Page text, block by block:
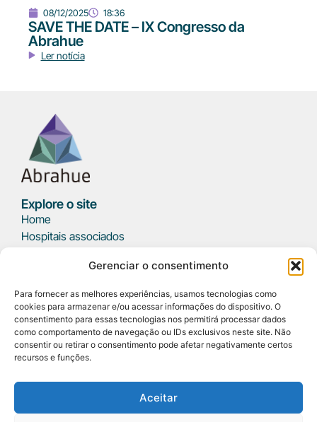
Gerenciar o consentimento
Para fornecer as melhores experiências, usamos tecnologias como
cookies para armazenar e/ou acessar informações do dispositivo. O
consentimento para essas tecnologias nos permitirá processar dados
como comportamento de navegação ou IDs exclusivos neste site. Não
consentir ou retirar o consentimento pode afetar negativamente certos
recursos e funções.
Aceitar
08/12/2025 18:36
SAVE THE DATE – IX Congresso da
Abrahue
Ler notícia
Explore o site
Home
Hospitais associados
Podcast
Fale conosco
Sobre ABRAHUE
SRTVS, Qd 701, Conj. E, Edifício Palácio do Rádio I, Bl 3, 5°
secretariaabrahue@gmail.com